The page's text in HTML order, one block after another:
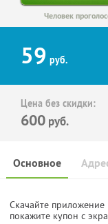
Человек
59 руб.
Цена без скидки:
600 руб.
Основное
Скачайте
покажите купон с